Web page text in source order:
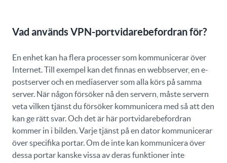
Vad används VPN-portvidarebefordran för?
En enhet kan ha flera processer som kommunicerar över
Internet. Till exempel kan det finnas en webbserver, en e-
postserver och en mediaserver som alla körs på samma
server. När någon försöker nå den servern, måste servern
veta vilken tjänst du försöker kommunicera med så att den
kan ge rätt svar. Och det är här portvidarebefordran
kommer in i bilden. Varje tjänst på en dator kommunicerar
över specifika portar. Om de inte kan kommunicera över
dessa portar kanske vissa av deras funktioner inte